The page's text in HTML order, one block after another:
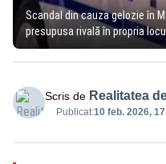
Scandal din cauza gelozie în
presupusa rivală în propria
Scris de Realitatea
Publicat:10 feb. 2026,